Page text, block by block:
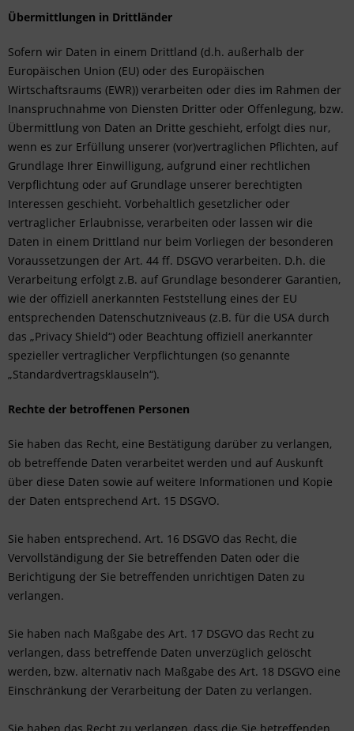
Übermittlungen in Drittländer
Sofern wir Daten in einem Drittland (d.h. außerhalb der
Europäischen Union (EU) oder des Europäischen
Wirtschaftsraums (EWR)) verarbeiten oder dies im Rahmen der
Inanspruchnahme von Diensten Dritter oder Offenlegung, bzw.
Übermittlung von Daten an Dritte geschieht, erfolgt dies nur,
wenn es zur Erfüllung unserer (vor)vertraglichen Pflichten, auf
Grundlage Ihrer Einwilligung, aufgrund einer rechtlichen
Verpflichtung oder auf Grundlage unserer berechtigten
Interessen geschieht. Vorbehaltlich gesetzlicher oder
vertraglicher Erlaubnisse, verarbeiten oder lassen wir die
Daten in einem Drittland nur beim Vorliegen der besonderen
Voraussetzungen der Art. 44 ff. DSGVO verarbeiten. D.h. die
Verarbeitung erfolgt z.B. auf Grundlage besonderer Garantien,
wie der offiziell anerkannten Feststellung eines der EU
entsprechenden Datenschutzniveaus (z.B. für die USA durch
das „Privacy Shield“) oder Beachtung offiziell anerkannter
spezieller vertraglicher Verpflichtungen (so genannte
„Standardvertragsklauseln“).
Rechte der betroffenen Personen
Sie haben das Recht, eine Bestätigung darüber zu verlangen,
ob betreffende Daten verarbeitet werden und auf Auskunft
über diese Daten sowie auf weitere Informationen und Kopie
der Daten entsprechend Art. 15 DSGVO.
Sie haben entsprechend. Art. 16 DSGVO das Recht, die
Vervollständigung der Sie betreffenden Daten oder die
Berichtigung der Sie betreffenden unrichtigen Daten zu
verlangen.
Sie haben nach Maßgabe des Art. 17 DSGVO das Recht zu
verlangen, dass betreffende Daten unverzüglich gelöscht
werden, bzw. alternativ nach Maßgabe des Art. 18 DSGVO eine
Einschränkung der Verarbeitung der Daten zu verlangen.